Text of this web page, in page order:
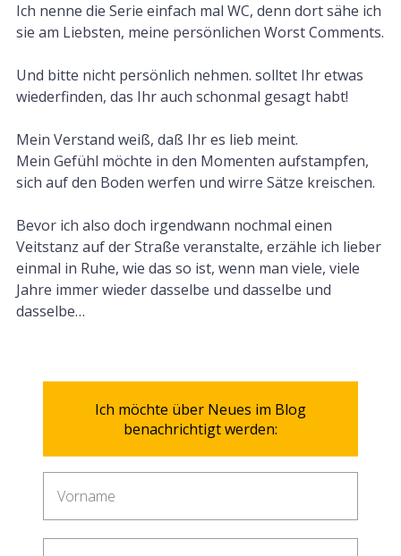
Ich nenne die Serie einfach mal WC, denn dort sähe ich
sie am Liebsten, meine persönlichen Worst Comments.
Und bitte nicht persönlich nehmen. solltet Ihr etwas
wiederfinden, das Ihr auch schonmal gesagt habt!
Mein Verstand weiß, daß Ihr es lieb meint.
Mein Gefühl möchte in den Momenten aufstampfen,
sich auf den Boden werfen und wirre Sätze kreischen.
Bevor ich also doch irgendwann nochmal einen
Veitstanz auf der Straße veranstalte, erzähle ich lieber
einmal in Ruhe, wie das so ist, wenn man viele, viele
Jahre immer wieder dasselbe und dasselbe und
dasselbe…
Ich möchte über Neues im Blog
benachrichtigt werden: